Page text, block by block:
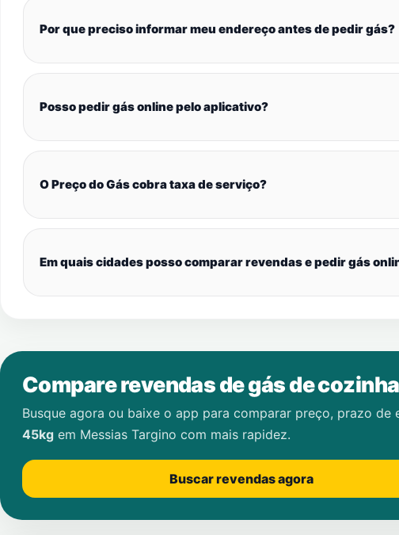
Por que preciso informar meu endereço antes de pedir gás?
Posso pedir gás online pelo aplicativo?
O Preço do Gás cobra taxa de serviço?
Em quais cidades posso comparar revendas e pedir gás
Compare revendas de gás de
Busque agora ou baixe o app para comparar preço, prazo
45kg em Messias Targino com mais rapidez.
Buscar revendas agora